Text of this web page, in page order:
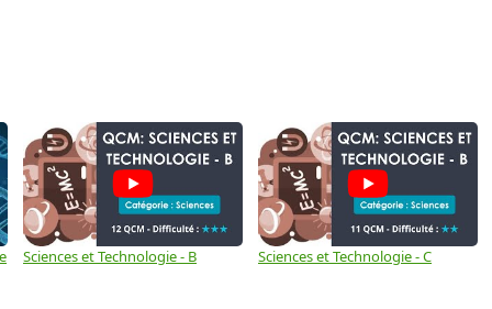
Sciences et Technologie - B Sciences et Technologie - C